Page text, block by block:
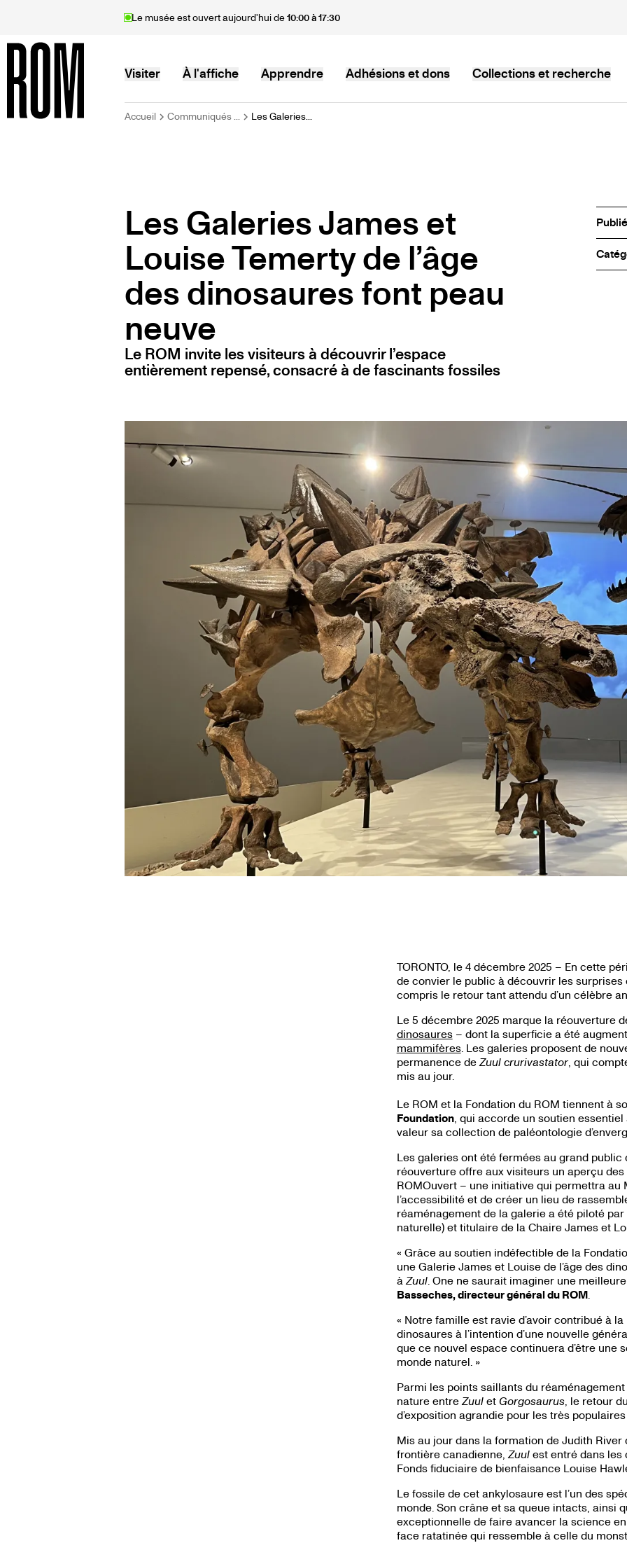
contenu
Le musée est ouvert aujourd'hui de10:00 à 17:30
MAIN
Visiter À l'affiche Apprendre Adhésions et dons Collections et recherche
FIL
D'ARIANE
Accueil Communiqués ... Les Galeries...
Les Galeries James et
Louise Temerty de l’âge
des dinosaures font peau
neuve
Le ROM invite les visiteurs à découvrir l’espace
entièrement repensé, consacré à de fascinants fossiles
TORONTO, le 4 décembre 2025 – En cette
de convier le public à découvrir les
compris le retour tant attendu d’un célèbre
Le 5 décembre 2025 marque la réouverture
dinosaures– dont la superficie a été
mammifères. Les galeries proposent de
permanence de Zuul crurivastator, qui
mis au jour.
Le ROM et la Fondation du ROM tiennent à
Foundation, qui accorde un soutien
valeur sa collection de paléontologie
Les galeries ont été fermées au grand public
réouverture offre aux visiteurs un aperçu
ROMOuvert – une initiative qui permettra au
l’accessibilité et de créer un lieu de
réaménagement de la galerie a été piloté par
naturelle) et titulaire de la Chaire James et
« Grâce au soutien indéfectible de la
une Galerie James et Louise de l’âge des
à Zuul. One ne saurait imaginer une
Basseches, directeur général du ROM.
« Notre famille est ravie d’avoir contribué à
dinosaures à l’intention d’une nouvelle
que ce nouvel espace continuera d’être une
monde naturel. »
Parmi les points saillants du
nature entre Zuulet Gorgosaurus, le retour
d’exposition agrandie pour les très
Mis au jour dans la formation de Judith
frontière canadienne, Zuulest entré dans les
Fonds fiduciaire de bienfaisance Louise
Le fossile de cet ankylosaure est l’un des
monde. Son crâne et sa queue intacts, ainsi
exceptionnelle de faire avancer la science
face ratatinée qui ressemble à celle du